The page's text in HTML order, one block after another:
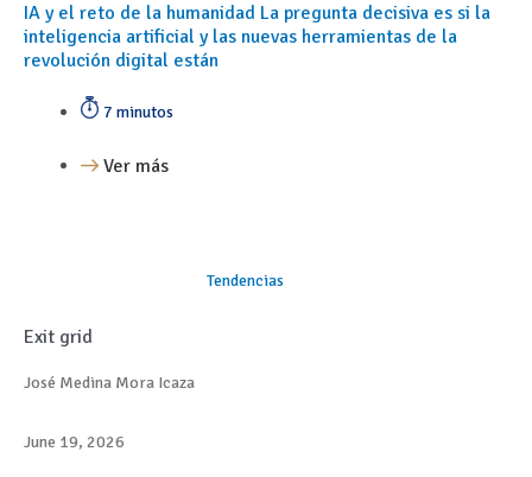
IA y el reto de la humanidad La pregunta decisiva es si la
inteligencia artificial y las nuevas herramientas de la
revolución digital están
7 minutos
Ver más
Tendencias
Exit grid
José Medina Mora Icaza
June 19, 2026